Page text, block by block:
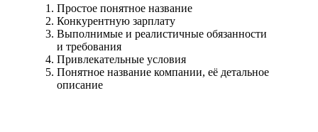
Простое понятное название
Конкурентную зарплату
Выполнимые и реалистичные обязанности
и требования
Привлекательные условия
Понятное название компании, её детальное
описание